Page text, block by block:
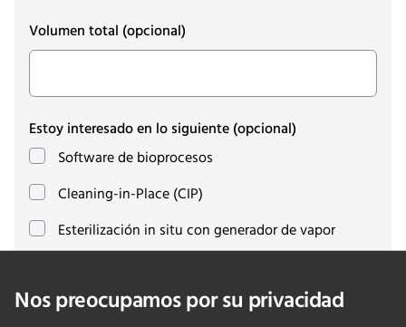
Volumen total (opcional)
Estoy interesado en lo siguiente(opcional)
Software de bioprocesos
Cleaning-in-Place (CIP)
Esterilización in situ con generador de vapor
Nos preocupamos por su privacidad